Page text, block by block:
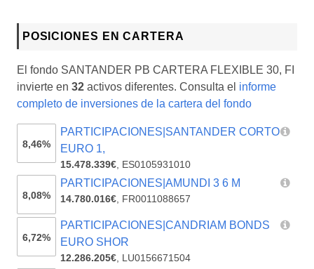
POSICIONES EN CARTERA
El fondo SANTANDER PB CARTERA FLEXIBLE 30, FI
invierte en 32 activos diferentes. Consulta el informe
completo de inversiones de la cartera del fondo
8,46%
PARTICIPACIONES|SANTANDER CORTO
EURO 1,
15.478.339€, ES0105931010
8,08%
PARTICIPACIONES|AMUNDI 3 6 M
14.780.016€, FR0011088657
6,72%
PARTICIPACIONES|CANDRIAM BONDS
EURO SHOR
12.286.205€, LU0156671504